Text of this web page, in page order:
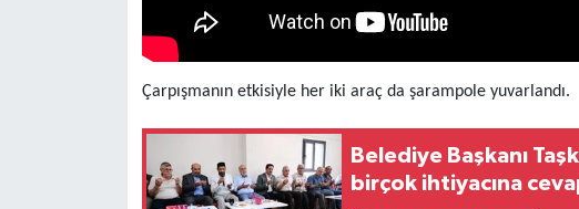
Çarpışmanın etkisiyle her iki araç da şarampole yuvarlandı.
Belediye Başkanı
birçok ihtiyacına